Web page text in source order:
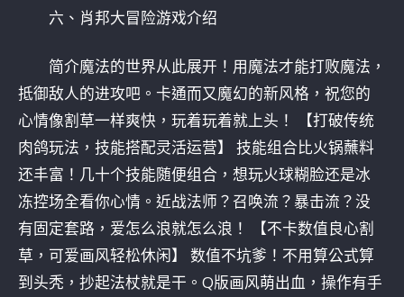
六、肖邦大冒险游戏介绍
简介魔法的世界从此展开！用魔法才能打败魔法，
抵御敌人的进攻吧。卡通而又魔幻的新风格，祝您的
心情像割草一样爽快，玩着玩着就上头！ 【打破传统
肉鸽玩法，技能搭配灵活运营】 技能组合比火锅蘸料
还丰富！几十个技能随便组合，想玩火球糊脸还是冰
冻控场全看你心情。近战法师？召唤流？暴击流？没
有固定套路，爱怎么浪就怎么浪！ 【不卡数值良心割
草，可爱画风轻松休闲】 数值不坑爹！不用算公式算
到头秃，抄起法杖就是干。Q版画风萌出血，操作有手